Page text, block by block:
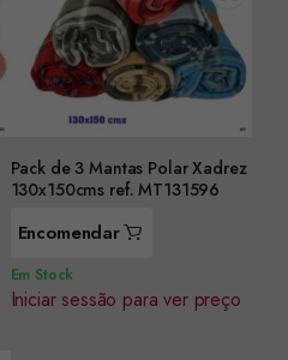
Pack de 3 Mantas Polar Xadrez
130x150cms ref. MT131596
Encomendar
Em Stock
Iniciar sessão para ver preço